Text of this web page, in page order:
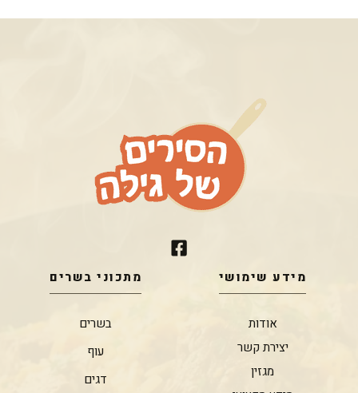
מידע שימושי
אודות
יצירת קשר
מגזין
מתכוני בשרים
בשרים
עוף
דגים